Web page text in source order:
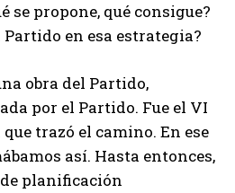
se propone, qué consigue?
Partido en esa estrategia?
obra del Partido,
por el Partido. Fue el VI
que trazó el camino. En ese
así. Hasta entonces,
planificación